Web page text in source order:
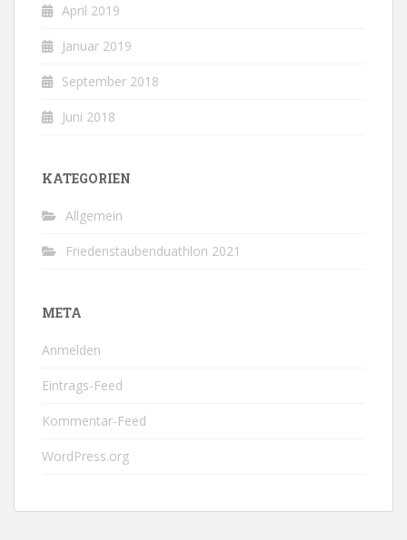
April 2019
Januar 2019
September 2018
Juni 2018
KATEGORIEN
Allgemein
Friedenstaubenduathlon 2021
META
Anmelden
Eintrags-Feed
Kommentar-Feed
WordPress.org